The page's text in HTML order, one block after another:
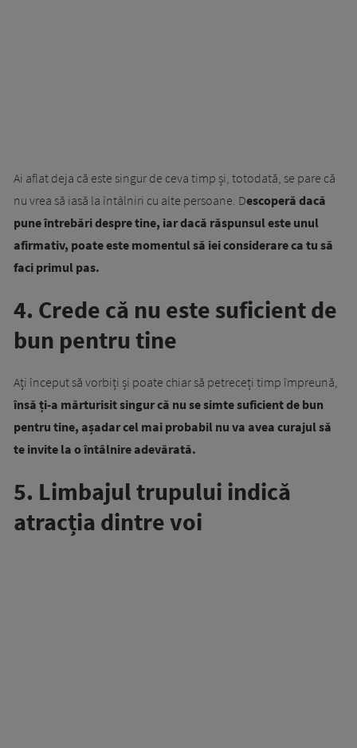
Ai aflat deja că este singur de ceva timp și, totodată, se pare că
nu vrea să iasă la întâlniri cu alte persoane. Descoperă dacă
pune întrebări despre tine, iar dacă răspunsul este unul
afirmativ, poate este momentul să iei considerare ca tu să
faci primul pas.
4. Crede că nu este suficient de
bun pentru tine
Ați început să vorbiți și poate chiar să petreceți timp împreună,
însă ți-a mărturisit singur că nu se simte suficient de bun
pentru tine, așadar cel mai probabil nu va avea curajul să
te invite la o întâlnire adevărată.
5. Limbajul trupului indică
atracția dintre voi